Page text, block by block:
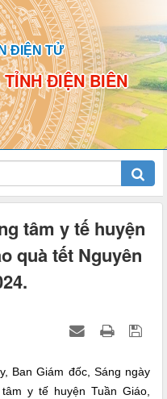
ĐIỆN TỬ
ĐIỆN BIÊN
tâm y tế huyện
quà tết Nguyên
Giám đốc, Sáng ngày
tâm y tế huyện Tuần Giáo